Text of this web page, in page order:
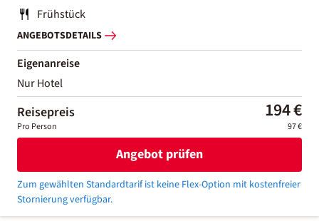
Frühstück
ANGEBOTSDETAILS
Eigenanreise
Nur Hotel
Reisepreis 194 €
Pro Person 97 €
Angebot prüfen
Zum gewählten Standardtarif ist keine Flex-Option mit kostenfreier
Stornierung verfügbar.